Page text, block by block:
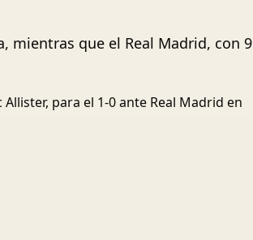
mientras que el Real Madrid, con 9
Allister, para el 1-0 ante Real Madrid en